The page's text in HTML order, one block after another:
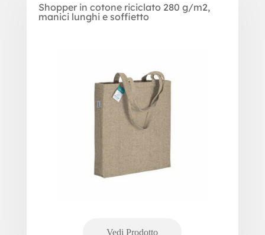
Shopper in cotone riciclato 280 g/m2,
manici lunghi e soffietto